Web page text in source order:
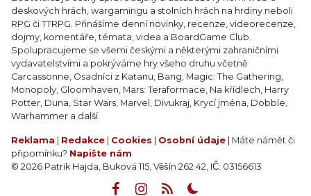
deskových hrách, wargamingu a stolních hrách na hrdiny neboli
RPG či TTRPG. Přinášíme denní novinky, recenze, videorecenze,
dojmy, komentáře, témata, videa a BoardGame Club.
Spolupracujeme se všemi českými a některými zahraničními
vydavatelstvími a pokrýváme hry všeho druhu včetně
Carcassonne, Osadníci z Katanu, Bang, Magic: The Gathering,
Monopoly, Gloomhaven, Mars: Teraformace, Na křídlech, Harry
Potter, Duna, Star Wars, Marvel, Divukraj, Krycí jména, Dobble,
Warhammer a další.
Reklama Redakce Cookies Osobní údaje | Máte námět či
připomínku? Napište nám
© 2026 Patrik Hajda, Buková 115, Věšín 262 42, IČ: 03156613